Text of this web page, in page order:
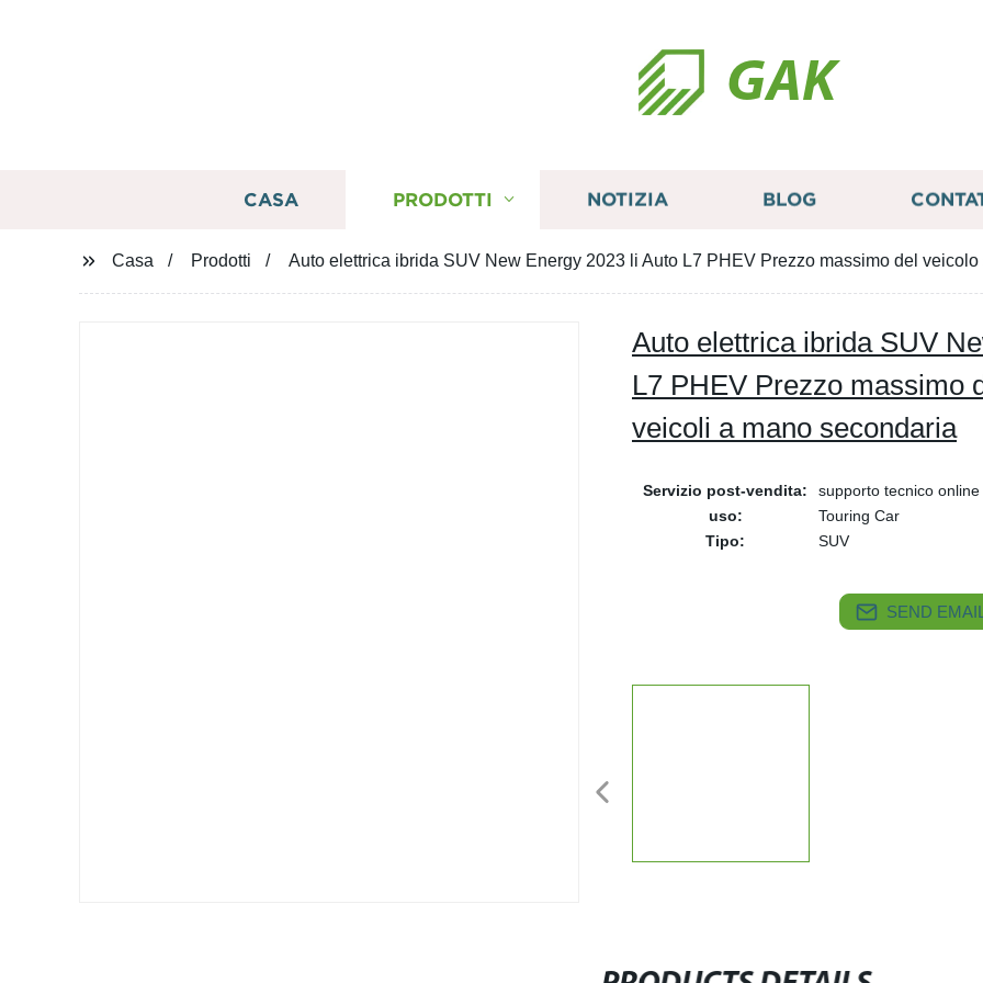
GAK
CASA PRODOTTI NOTIZIA BLOG
Casa Prodotti Auto elettrica ibrida SUV New Energy 2023 li Auto L7 PHEV Prezzo massimo del
Auto elettrica ibrida SUV
L7 PHEV Prezzo massimo
veicoli a mano secondaria
Servizio post-vendita:
supporto tecnico online
uso:
Touring Car
Tipo:
SUV
SEND